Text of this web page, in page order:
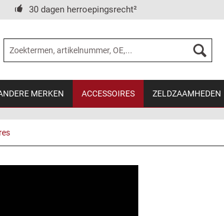
30 dagen herroepingsrecht²
MERKEN ACCESSOIRES ZELDZAAMHEDEN